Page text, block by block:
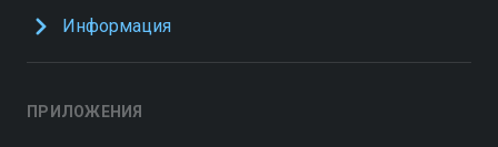
Информация
ПРИЛОЖЕНИЯ